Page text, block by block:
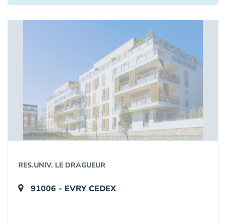
RES.UNIV. LE DRAGUEUR
91006 - EVRY CEDEX